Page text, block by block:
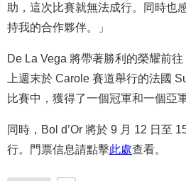
助，這次比賽就無法成行。同時也
持我的合作夥伴。」
De La Vega 將帶著勝利的榮耀前
上週末於 Carole 賽道舉行的法國
比賽中，獲得了一個冠軍和一個亞軍
同時，Bol d’Or 將於 9 月 12 日至
行。門票信息請點擊此處查看。